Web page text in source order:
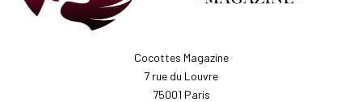
Cocottes Magazine
7 rue du Louvre
75001 Paris